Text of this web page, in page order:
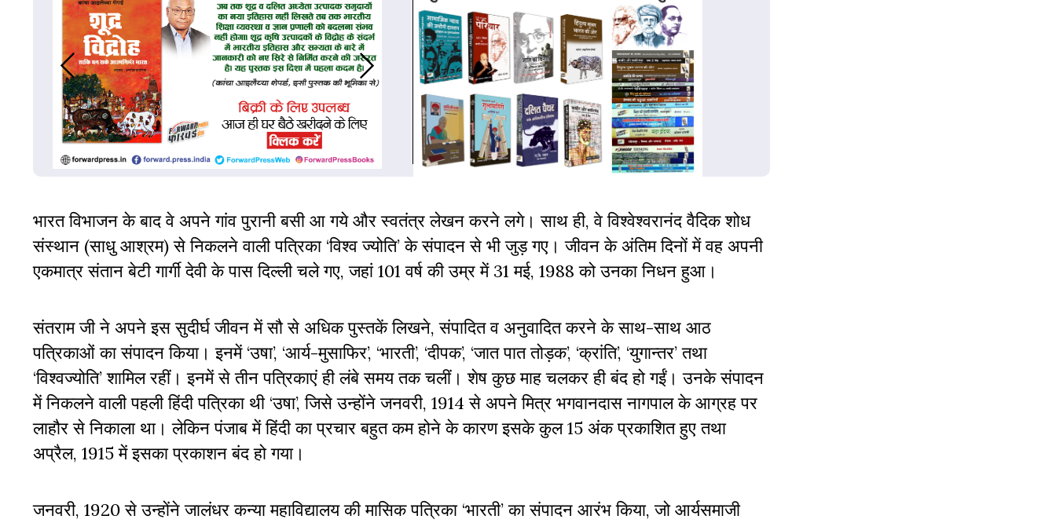
भारत विभाजन के बाद वे अपने गांव पुरानी बसी आ गये और स्वतंत्र लेखन करने लगे। साथ ही, वे विश्वेश्वरानंद वैदिक शोध
संस्थान (साधु आश्रम) से निकलने वाली पत्रिका ‘विश्व ज्योति’ के संपादन से भी जुड़ गए। जीवन के अंतिम दिनों में वह अपनी
एकमात्र संतान बेटी गार्गी देवी के पास दिल्ली चले गए, जहां 101 वर्ष की उम्र में 31 मई, 1988 को उनका निधन हुआ।
संतराम जी ने अपने इस सुदीर्घ जीवन मेंसौ से अधिकपुस्तकें लिखने, संपादित व अनुवादित करने के साथ-साथ आठ
पत्रिकाओं का संपादन किया। इनमें ‘उषा’, ‘आर्य-मुसाफिर’, ‘भारती’, ‘दीपक’, ‘जात पात तोड़क’, ‘क्रांति’, ‘युगान्तर’ तथा
‘विश्वज्योति’ शामिल रहीं। इनमें से तीन पत्रिकाएं ही लंबे समय तक चलीं। शेष कुछ माह चलकर ही बंद हो गईं। उनके संपादन
में निकलने वाली पहली हिंदी पत्रिका थी ‘उषा’, जिसे उन्होंने जनवरी, 1914 से अपने मित्र भगवानदास नागपाल के आग्रह पर
लाहौर से निकाला था। लेकिन पंजाब में हिंदी का प्रचार बहुत कम होने के कारण इसके कुल 15 अंक प्रकाशित हुए तथा
अप्रैल, 1915 में इसका प्रकाशन बंद हो गया।
जनवरी, 1920 से उन्होंने जालंधर कन्या महाविद्यालय की मासिक पत्रिका ‘भारती’ का संपादन आरंभ किया, जो आर्यसमाजी